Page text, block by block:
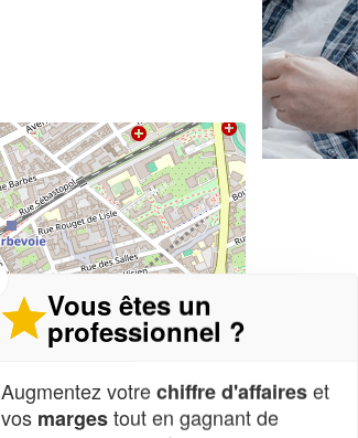
Vous êtes un
professionnel ?
Augmentez votrechiffre d'affaireset
vos margestout en gagnant de